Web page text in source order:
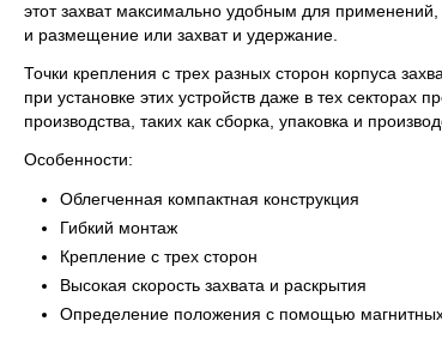
этот захват максимально удобным для
и размещение или захват и удержание.
Точки крепления с трех разных сторон корпуса
при установке этих устройств даже в тех секторах
производства, таких как сборка, упаковка и
Особенности:
Облегченная компактная конструкция
Гибкий монтаж
Крепление с трех сторон
Высокая скорость захвата и раскрытия
Определение положения с помощью